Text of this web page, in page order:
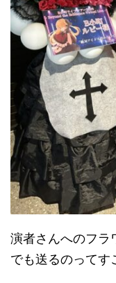
演者さんへのフラ
でも送るのってす